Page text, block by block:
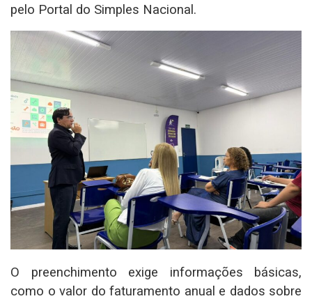
pelo Portal do Simples Nacional.
O preenchimento exige informações básicas,
como o valor do faturamento anual e dados sobre